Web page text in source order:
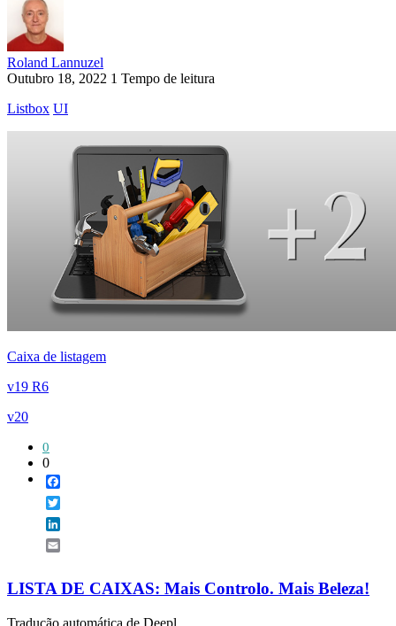
Roland Lannuzel
Outubro 18, 2022 1 Tempo de leitura
Listbox UI
Caixa de listagem
v19 R6
v20
0
0
LISTA DE CAIXAS: Mais Controlo. Mais Beleza!
Tradução automática de Deepl